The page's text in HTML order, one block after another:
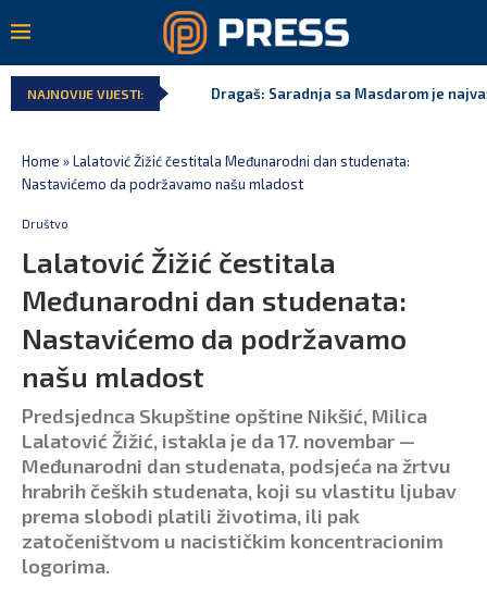
NAJNOVIJE VIJESTI: Dragaš: Saradnja sa Masdarom je
Home »Lalatović Žižić čestitala Međunarodni dan studenata:
Nastavićemo da podržavamo našu mladost
Društvo
Lalatović Žižić čestitala
Međunarodni dan studenata:
Nastavićemo da podržavamo
našu mladost
Predsjednca Skupštine opštine Nikšić, Milica
Lalatović Žižić, istakla je da 17. novembar —
Međunarodni dan studenata, podsjeća na žrtvu
hrabrih čeških studenata, koji su vlastitu ljubav
prema slobodi platili životima, ili pak
zatočeništvom u nacističkim koncentracionim
logorima.